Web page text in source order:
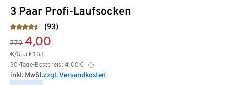
3 Paar Profi-Laufsocken
(93)
7,79 4,00
€/Stück 1,33
30-Tage-Bestpreis: 4,00 €
inkl. MwSt.zzgl. Versandkosten